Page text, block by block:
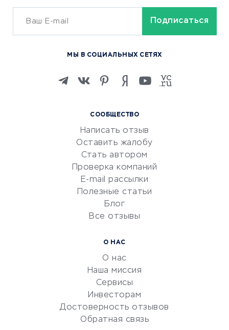
ОБУЧЕНИЕ И РАБОТА
Изучение иностранных
Маркетинг и продажи
Репетиторство
Красота и здоровье
Сервисы по поиску работы
Сетевой маркетинг
УСЛУГИ ДЛЯ БИЗНЕСА
документооборот
Юридические компании
СООБЩЕСТВО
Написать отзыв
Оставить жалобу
Стать автором
Проверка компаний
E-mail рассылки
Полезные статьи
Блог
Все отзывы
О НАС
О нас
Наша миссия
Сервисы
Инвесторам
Достоверность отзывов
Обратная связь
МЫ В СОЦИАЛЬНЫХ СЕТЯХ